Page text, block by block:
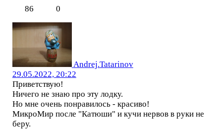
86
0
Andrej.Tatarinov
29.05.2022, 20:22
Приветствую!
Ничего не знаю про эту лодку.
Но мне очень понравилось - красиво!
МикроМир после "Катюши" и кучи нервов в руки не
беру.